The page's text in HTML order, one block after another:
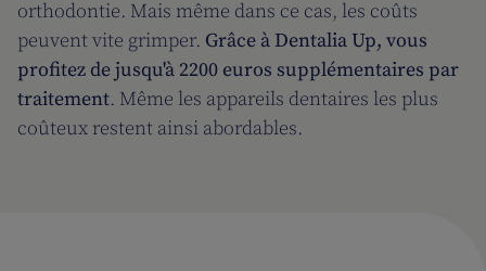
orthodontie. Mais même dans ce cas, les coûts
peuvent vite grimper. Grâce à Dentalia Up, vous
profitez de jusqu'à 2200 euros supplémentaires par
traitement. Même les appareils dentaires les plus
coûteux restent ainsi abordables.